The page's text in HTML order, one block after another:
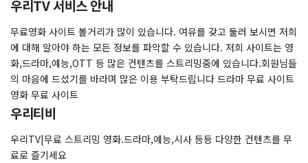
우리TV 서비스 안내
무료영화 사이트 볼거리가 많이 있습니다. 여유를 갖고 둘러 보시면 저희
에 대해 알아야 하는 모든 정보를 파악할 수 있습니다. 저희 사이트는 영
화,드라마,예능,OTT 등 많은 컨텐츠를 스트리밍중에 있습니다.회원님들
의 마음에 드셨기를 바라며 많은 이용 부탁드립니다 드라마 무료 사이트
영화 무료 사이트
우리티비
우리TV|무료 스트리밍 영화.드라마,예능,시사 등등 다양한 컨텐츠를 무
료로 즐기세요